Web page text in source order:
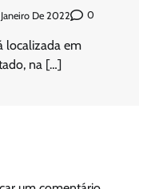
De 2022 0
localizada em
na […]